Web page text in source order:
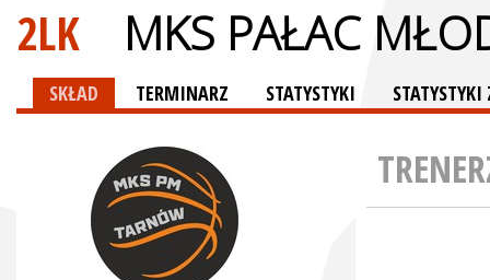
2LK MKS PAŁAC
SKŁAD TERMINARZ STATYSTYKI